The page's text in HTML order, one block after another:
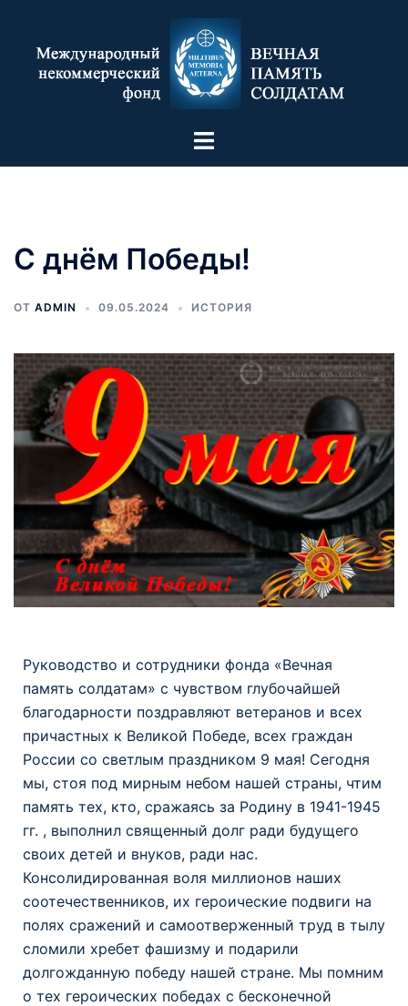
С днём Победы!
ОТ ADMIN 09.05.2024 ИСТОРИЯ
Руководство и сотрудники фонда «Вечная
память солдатам» с чувством глубочайшей
благодарности поздравляют ветеранов и всех
причастных к Великой Победе, всех граждан
России со светлым праздником 9 мая! Сегодня
мы, стоя под мирным небом нашей страны, чтим
память тех, кто, сражаясь за Родину в 1941-1945
гг. , выполнил священный долг ради будущего
своих детей и внуков, ради нас.
Консолидированная воля миллионов наших
соотечественников, их героические подвиги на
полях сражений и самоотверженный труд в тылу
сломили хребет фашизму и подарили
долгожданную победу нашей стране. Мы помним
о тех героических победах с бесконечной